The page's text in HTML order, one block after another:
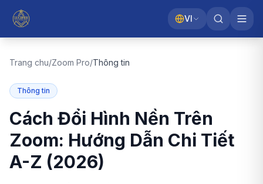
VI
Trang chu/Zoom Pro/Thông tin
Thông tin
Cách Đổi Hình Nền Trên
Zoom: Hướng Dẫn Chi Tiết
A-Z (2026)